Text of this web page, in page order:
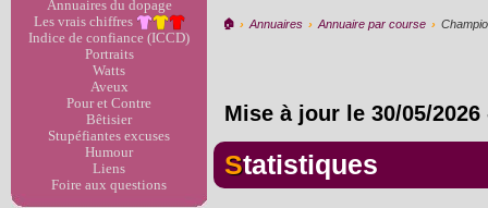
Annuaires du dopage
Les vrais chiffres
Indice de confiance (ICCD)
Portraits
Watts
Aveux
Pour et Contre
Bêtisier
Stupéfiantes excuses
Humour
Liens
Foire aux questions
🏠︎ › Annuaires › Annuaire par course ›
Mise à jour le 30/05/2026
Statistiques